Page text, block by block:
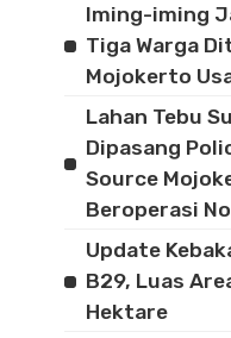
Iming-iming
Tiga Warga
Mojokerto
Lahan Tebu
Dipasang
Source
Beroperasi
Update
B29, Luas
Hektare